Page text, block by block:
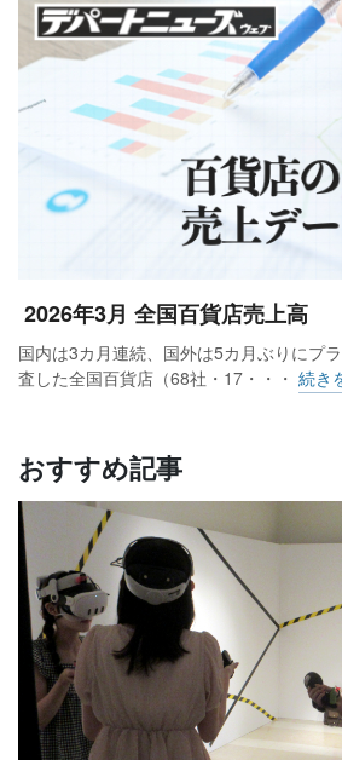
2026年3月 全国百貨店売上高
国内は3カ月連続、国外は5カ月ぶりにプ
査した全国百貨店（68社・17・・・ 続き
おすすめ記事